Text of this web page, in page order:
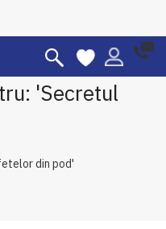
'Secretul
din pod'